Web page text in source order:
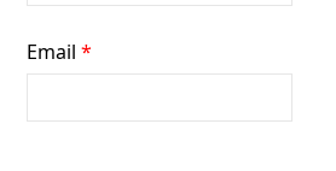
Email*